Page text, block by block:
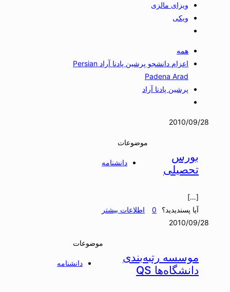
ویزای مالزی
ویکی
همه
اعزام دانشجو پرشین پادنا آراد Persian
Padena Arad
پرشین پادنا آراد
2010/09/28
موضوعات
دانشنامه
بورس
تحصیلی
[…]
آیا پسندیدید؟
0
اطلاعات بیشتر
2010/09/28
موضوعات
دانشنامه
موسسه رتبه‌بندی
دانشگاه‌ها QS